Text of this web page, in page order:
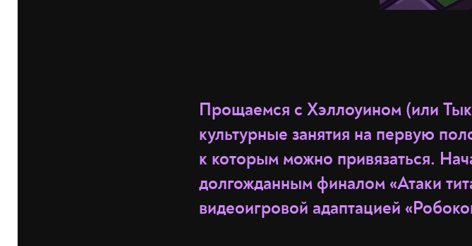
Прощаемся с Хэллоуином (или
культурные занятия на первую
к которым можно привязаться.
долгожданным финалом «Атаки
видеоигровой адаптацией